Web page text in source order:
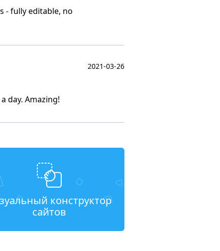
- fully editable, no
2021-03-26
day. Amazing!
конструктор
сайтов